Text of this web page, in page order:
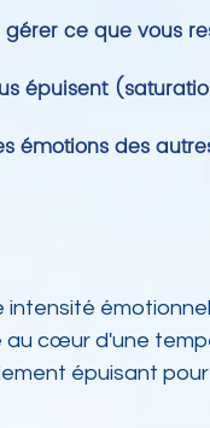
ce que vous
épuisent
émotions des
intensité
au cœur d'une
épuisant